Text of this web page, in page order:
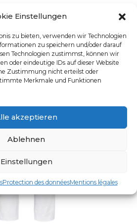
Einstellungen
zu bieten, verwenden wir Technologien
zu speichern und/oder darauf
Technologien zustimmst, können wir
oder eindeutige IDs auf dieser Website
Zustimmung nicht erteilst oder
Merkmale und Funktionen
akzeptieren
Ablehnen
Einstellungen
Protection des donnéesMentions légales